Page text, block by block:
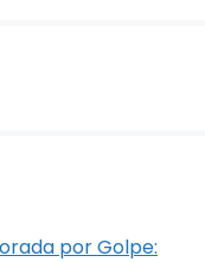
por Golpe: